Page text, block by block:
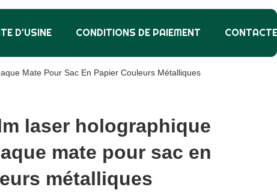
D'USINE CONDITIONS DE PAIEMENT
Mate Pour Sac En Papier Couleurs Métalliques
laser holographique
mate pour sac en
métalliques
laser holographique
mate pour sac en
métalliques